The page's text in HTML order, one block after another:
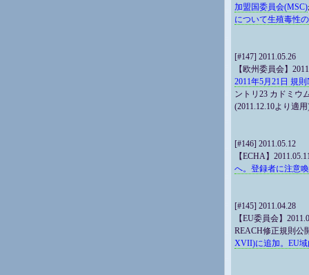
加盟国委員会(MSC)
について生殖毒性
[#147] 2011.05.26
【欧州委員会】
2011年5月21日 規
ントリ23 カドミウ
(2011.12.10より適
[#146] 2011.05.12
【ECHA】
へ。登録者に注意
[#145] 2011.04.28
【EU委員会】
REACH修正規則公
XVII)に追加。EU